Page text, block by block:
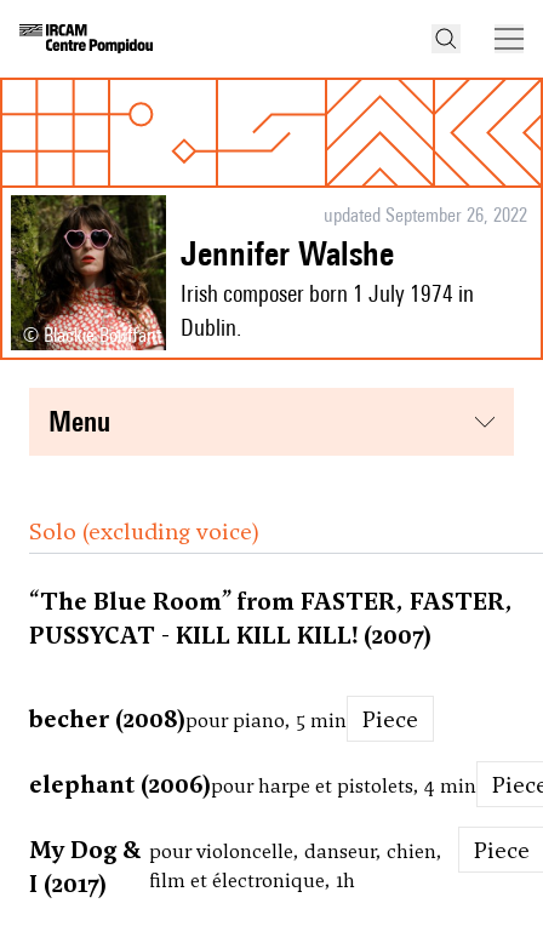
© Blackie Bouffant
updated September 26, 2022
Jennifer Walshe
Irish composer born 1 July 1974 in
Dublin.
menu
Solo (excluding voice)
“The Blue Room” from FASTER, FASTER,
PUSSYCAT - KILL KILL KILL! (2007)
becher (2008)pour piano, 5 min Piece
elephant (2006)pour harpe et pistolets, 4 min
My Dog &
I (2017)
pour violoncelle, danseur, chien,
film et électronique, 1h
Piece